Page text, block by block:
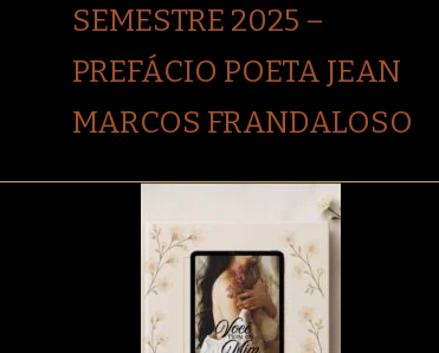
SEMESTRE 2025 –
PREFÁCIO POETA JEAN
MARCOS FRANDALOSO